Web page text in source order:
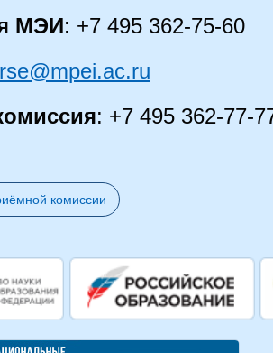
МЭИ: +7 495 362-75-60
: +7 495 362-77-
комиссии